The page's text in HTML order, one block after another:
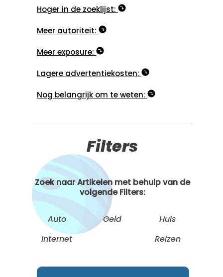
Hoger in de zoeklijst:
Meer autoriteit:
Meer exposure:
Lagere advertentiekosten:
Nog belangrijk om te weten:
Filters
Zoek naar Artikelen met behulp van de
volgende Filters:
Auto Geld
Huis
Internet
Reizen